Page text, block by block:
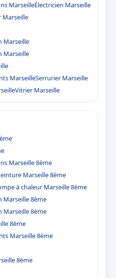
MarseilleÉlectricien Marseille
Marseille
Marseille
Marseille
MarseilleSerrurier Marseille
Vitrier Marseille
Marseille 8ème
Marseille 8ème
à chaleur Marseille 8ème
Marseille 8ème
Marseille 8ème
8ème
Marseille 8ème
8ème